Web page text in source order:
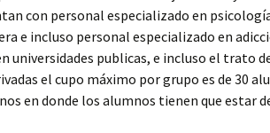
con personal especializado en
e incluso personal especializado en
publicas, e incluso el trato
el cupo máximo por grupo es de 30
en donde los alumnos tienen que estar